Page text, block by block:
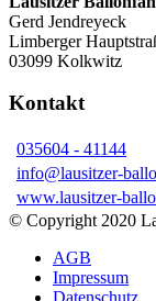
Gerd Jendreyeck
Limberger
03099 Kolkwitz
Kontakt
035604 - 41144
info@lausitzer-
www.lausitzer-
© Copyright 2020
AGB
Impressum
Datenschutz